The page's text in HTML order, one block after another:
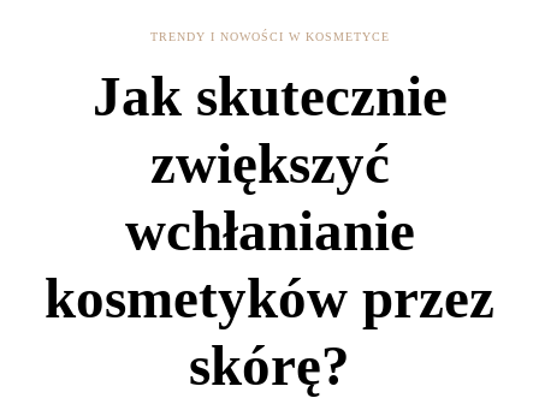
TRENDY I NOWOŚCI W KOSMETYCE
Jak skutecznie
zwiększyć
wchłanianie
kosmetyków przez
skórę?